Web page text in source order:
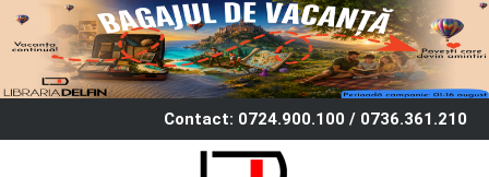
Contact: 0724.900.100 / 0736.361.210